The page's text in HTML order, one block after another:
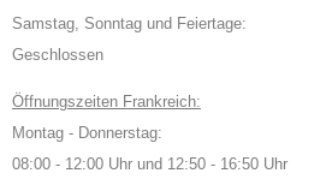
Samstag, Sonntag und Feiertage:
Geschlossen
Öffnungszeiten Frankreich:
Montag - Donnerstag:
08:00 - 12:00 Uhr und 12:50 - 16:50 Uhr